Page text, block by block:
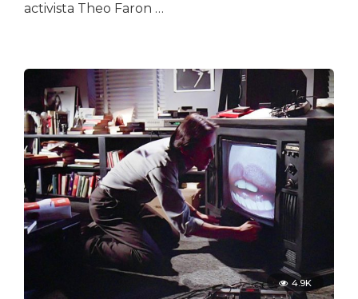
activista Theo Faron …
4.9K